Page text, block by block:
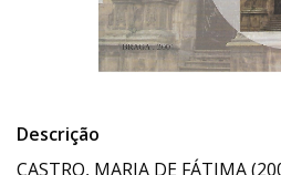
Descrição
CASTRO, MARIA DE FÁTIMA